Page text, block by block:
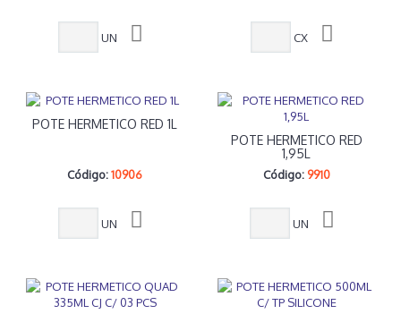
UN CX
POTE HERMETICO RED 1L
Código:10906
UN
POTE HERMETICO RED
1,95L
Código: 9910
UN